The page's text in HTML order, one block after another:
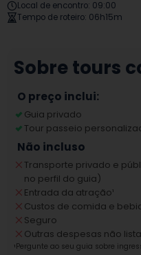
Local de encontro: 09:00
Tempo de roteiro: 06h15m
Sobre tours
O preço inclui:
Guia privado
Tour passeio
Não incluso
Transporte privado e
no perfil do guia)
Entrada da atração¹
Custos de comida e
Seguro
Outras despesas não
¹Pergunte ao seu guia sobre